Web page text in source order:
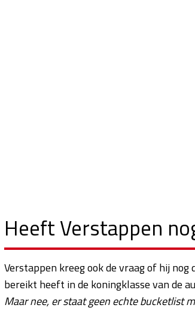
Heeft Verstappen
Verstappen kreeg ook de vraag of hij
bereikt heeft in de koningklasse van de
Maar nee, er staat geen echte bucketlist